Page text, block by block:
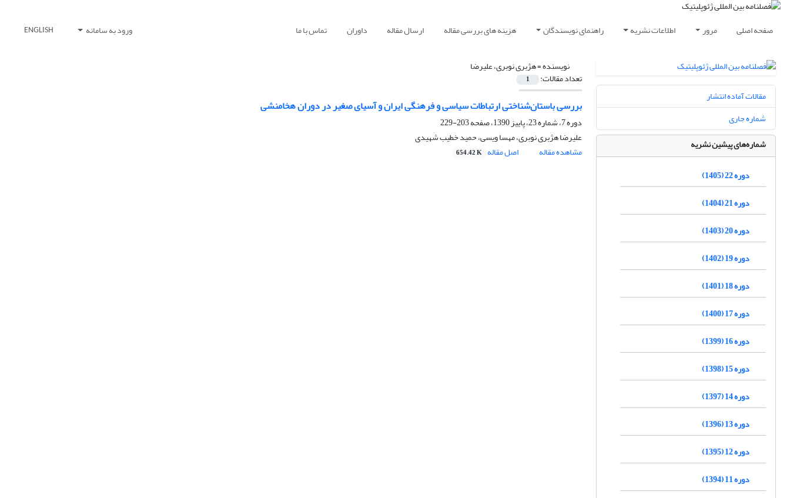
صفحه اصلی مرور اطلاعات نشریه راهنمای نویسندگان هزینه های بررسی مقاله ارسال مقاله داوران تماس با ما ورود به سامانه ENGLISH
نویسنده =هژبری نوبری، علیرضا
تعداد مقالات: 1
بررسی باستان‌شناختی ارتباطات سیاسی و فرهنگی ایران و آسیای صغیر در دوران هخامنشی
دوره 7، شماره 23، پاییز 1390، صفحه
203-229
علیرضا هژبری نوبری، مهسا ویسی، حمید خطیب شهیدی
مشاهده مقاله
اصل مقاله 654.42 K
مقالات آماده انتشار
شماره جاری
شماره‌های پیشین نشریه
دوره 22 (1405)
دوره 21 (1404)
دوره 20 (1403)
دوره 19 (1402)
دوره 18 (1401)
دوره 17 (1400)
دوره 16 (1399)
دوره 15 (1398)
دوره 14 (1397)
دوره 13 (1396)
دوره 12 (1395)
دوره 11 (1394)